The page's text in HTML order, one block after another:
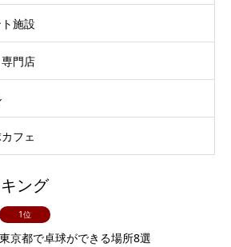
施設
門店
フェ
ング
1位
東京都で卓球ができる場所8選